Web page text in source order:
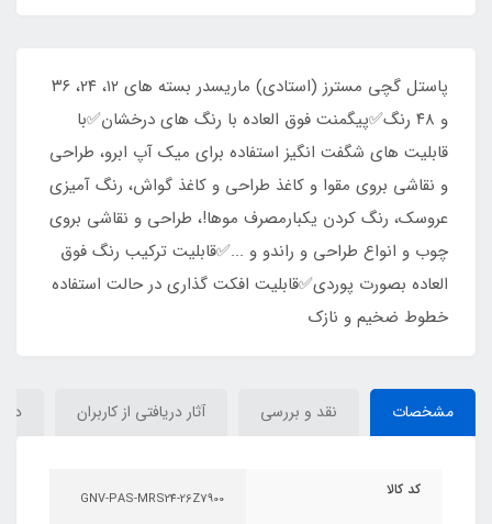
پاستل گچی مسترز (استادی) ماریسدر بسته های ۱۲، ۲۴، ۳۶
و ۴۸ رنگ✅️پیگمنت فوق العاده با رنگ های درخشان✅️با
قابلیت های شگفت انگیز استفاده برای میک آپ ابرو، طراحی
و نقاشی بروی مقوا و کاغذ طراحی و کاغذ گواش، رنگ آمیزی
عروسک، رنگ کردن یکبارمصرف موها!، طراحی و نقاشی بروی
چوب و انواع طراحی و راندو و ...✅️قابلیت ترکیب رنگ فوق
العاده بصورت پوردی✅️قابلیت افکت گذاری در حالت استفاده
خطوط ضخیم و نازک
مشخصات نقد و بررسی آثار دریافتی از کاربران
کد کالا GNV-PAS-MRS24-26Z7900